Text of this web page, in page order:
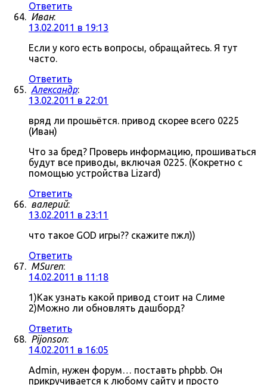
Ответить
Иван:
13.02.2011 в 19:13
Если у кого есть вопросы, обращайтесь. Я тут
часто.
Ответить
Александр:
13.02.2011 в 22:01
вряд ли прошьётся. привод скорее всего 0225
(Иван)
Что за бред? Проверь информацию, прошиваться
будут все приводы, включая 0225. (Кокретно с
помощью устройства Lizard)
Ответить
валерий:
13.02.2011 в 23:11
что такое GOD игры?? скажите пжл))
Ответить
MSuren:
14.02.2011 в 11:18
1)Как узнать какой привод стоит на Слиме
2)Можно ли обновлять дашборд?
Ответить
Pijonson:
14.02.2011 в 16:05
Admin, нужен форум… поставть phpbb. Он
прикручивается к любому сайту и просто